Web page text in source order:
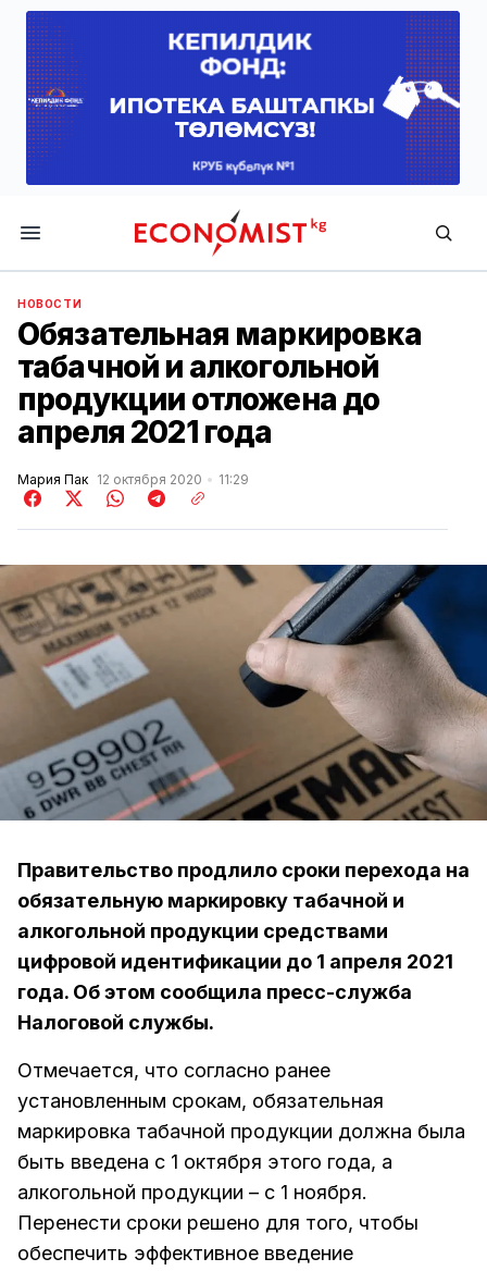
Economist.kg
НОВОСТИ
Обязательная маркировка
табачной и алкогольной
продукции отложена до
апреля 2021 года
Мария Пак 12 октября 2020 11:29
Правительство продлило сроки перехода на
обязательную маркировку табачной и
алкогольной продукции средствами
цифровой идентификации до 1 апреля 2021
года. Об этом сообщила пресс-служба
Налоговой службы.
Отмечается, что согласно ранее
установленным срокам, обязательная
маркировка табачной продукции должна была
быть введена с 1 октября этого года, а
алкогольной продукции – с 1 ноября.
Перенести сроки решено для того, чтобы
обеспечить эффективное введение